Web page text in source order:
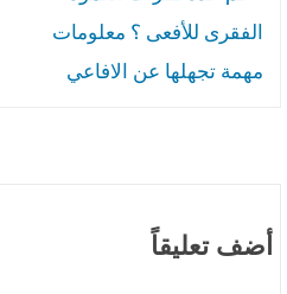
o
o
k
A
p
p
المقالات
الفقرى للأفعى ؟ معلومات
مهمة تجهلها عن الافاعي
أضف تعليقاً